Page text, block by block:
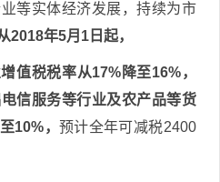
等实体经济发展，持续为市
2018年5月1日起，
值税税率从17%降至16%，
信服务等行业及农产品等货
10%， 预计全年可减税2400